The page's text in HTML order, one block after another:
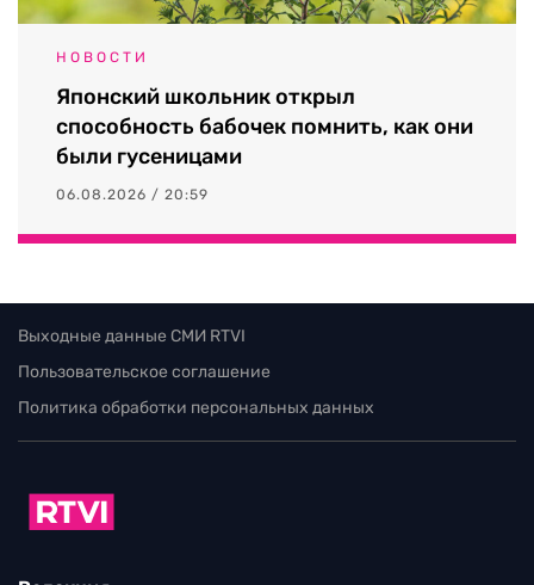
НОВОСТИ
Японский школьник открыл
способность бабочек помнить, как они
были гусеницами
06.08.2026 / 20:59
Выходные данные СМИ RTVI
Пользовательское соглашение
Политика обработки персональных данных